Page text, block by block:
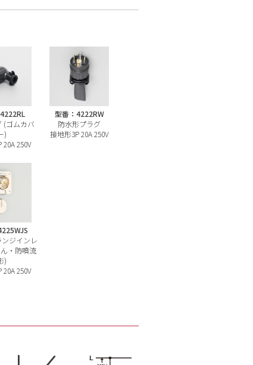
(ゴムカバ
)
20A 250V
型番：4222RW
防水形プラグ
接地形3P 20A 250V
ジインレ
・防噴流
)
20A 250V